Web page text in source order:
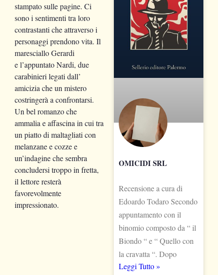
stampato sulle pagine. Ci
sono i sentimenti tra loro
contrastanti che attraverso i
personaggi prendono vita. Il
maresciallo Gerardi
e l’appuntato Nardi, due
carabinieri legati dall’
amicizia che un mistero
costringerà a confrontarsi.
Un bel romanzo che
ammalia e affascina in cui tra
un piatto di maltagliati con
melanzane e cozze e
un’indagine che sembra
concludersi troppo in fretta,
il lettore resterà
favorevolmente
impressionato.
OMICIDI SRL
Recensione a cura di
Edoardo Todaro Secondo
appuntamento con il
binomio composto da “ il
Biondo “ e “ Quello con
la cravatta “. Dopo
Leggi Tutto »